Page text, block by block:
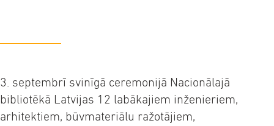
3. septembrī svinīgā ceremonijā Nacionālajā
bibliotēkā Latvijas 12 labākajiem inženieriem,
arhitektiem, būvmateriālu ražotājiem,